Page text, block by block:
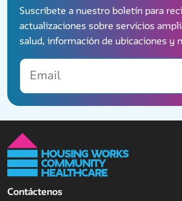
Suscríbete a nuestro boletín para
actualizaciones sobre servicios
salud, información de ubicaciones y
Email
Contáctenos